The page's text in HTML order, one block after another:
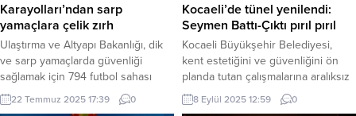
Karayolları’ndan sarp
yamaçlara çelik zırh
Ulaştırma ve Altyapı Bakanlığı, dik
ve sarp yamaçlarda güvenliği
sağlamak için 794 futbol sahası
büyüklüğünde çelik ağ uygulaması
yaptı. Bakanlık, afetlere karşı daha
22 Temmuz 2025 17:39 0
Kocaeli’de tünel yenilendi:
Seymen Battı-Çıktı pırıl pırıl
Kocaeli Büyükşehir Belediyesi,
kent estetiğini ve güvenliğini ön
planda tutan çalışmalarına aralıksız
devam ediyor. KOCAELİ (İGFA) –
Kocaeli Büyükşehir Belediyesi Yol
8 Eylül 2025 12:59 0